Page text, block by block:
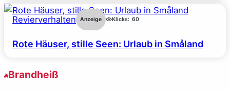
Revierverhalten Anzeige Klicks: 60
Rote Häuser, stille Seen: Urlaub in Småland
Brandheiß